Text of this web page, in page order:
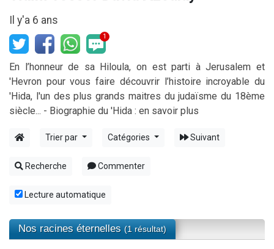
Nathaniel vient de donner son Maasser
6 personnes viennent de faire un don pour 5 enfants déjà orphelins risquent de perdre leur maman
3 personnes viennent de nous rejoindre sur WhatsApp
Il y'a 6 ans
1
En l’honneur de sa Hiloula, on est parti à Jerusalem et
'Hevron pour vous faire découvrir l’histoire incroyable du
'Hida, l'un des plus grands maitres du judaïsme du 18ème
siècle... - Biographie du 'Hida : en savoir plus
Trier par Catégories Suivant
Recherche Commenter
Lecture automatique
Nos racines éternelles (1 résultat)